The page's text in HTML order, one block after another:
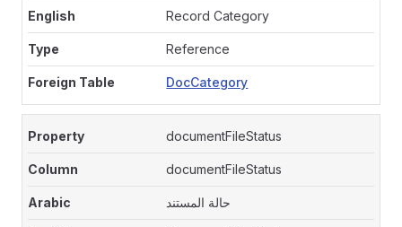
Record Category
Reference
DocCategory
documentFileStatus
documentFileStatus
حالة المستند